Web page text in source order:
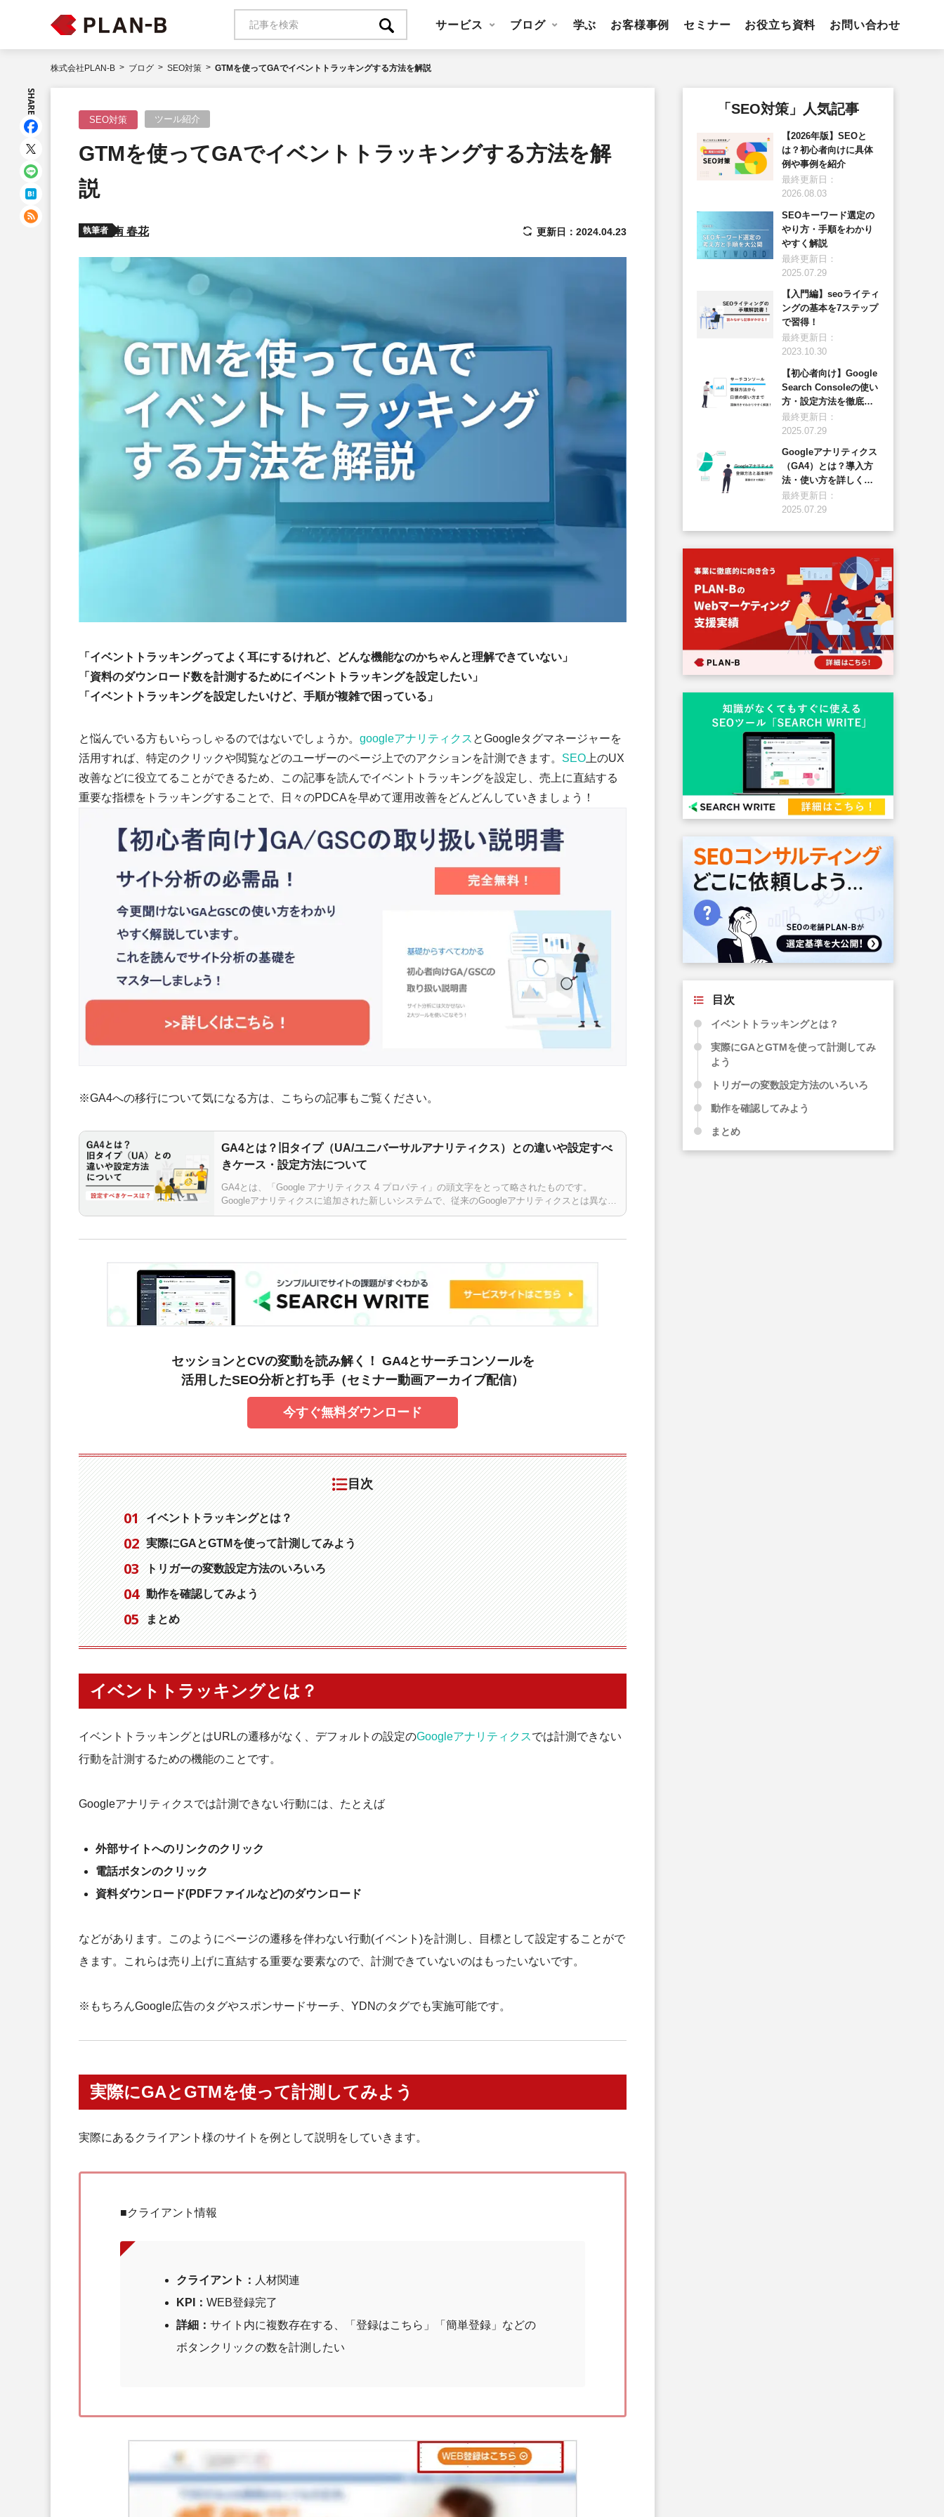
サービス ブログ 学ぶ お客様事例 セミナー お役立ち資料 お問い合わせ
株式会社PLAN-B ブログ SEO対策 GTMを使ってGAでイベントトラッキングする方法を解説
SEO対策 ツール紹介
GTMを使ってGAでイベントトラッキングする方法を解
説
執筆者 南 春花 更新日：2024.04.23
「イベントトラッキングってよく耳にするけれど、どんな機能なのかちゃんと理解できていない」
「資料のダウンロード数を計測するためにイベントトラッキングを設定したい」
「イベントトラッキングを設定したいけど、手順が複雑で困っている」
と悩んでいる方もいらっしゃるのではないでしょうか。 googleアナリティクス とGoogleタグマネージャーを
活用すれば、特定のクリックや閲覧などのユーザーのページ上でのアクションを計測できます。 SEO 上のUX
改善などに役立てることができるため、この記事を読んでイベントトラッキングを設定し、売上に直結する
重要な指標をトラッキングすることで、日々のPDCAを早めて運用改善をどんどんしていきましょう！
※GA4への移行について気になる方は、こちらの記事もご覧ください。
GA4とは？旧タイプ（UA/ユニバーサルアナリティクス）との違いや設定すべ
きケース・設定方法について
GA4とは、「Google アナリティクス 4 プロパティ」の頭文字をとって略されたものです。
Googleアナリティクスに追加された新しいシステムで、従来のGoogleアナリティクスとは異なる
計測方法となっており、用途も…
セッションとCVの変動を読み解く！ GA4とサーチコンソールを
活用したSEO分析と打ち手（セミナー動画アーカイブ配信）
今すぐ無料ダウンロード
目次
イベントトラッキングとは？
実際にGAとGTMを使って計測してみよう
トリガーの変数設定方法のいろいろ
動作を確認してみよう
まとめ
イベントトラッキングとは？
イベントトラッキングとはURLの遷移がなく、デフォルトの設定のGoogleアナリティクスでは計測できない
行動を計測するための機能のことです。
Googleアナリティクスでは計測できない行動には、たとえば
外部サイトへのリンクのクリック
電話ボタンのクリック
資料ダウンロード(PDFファイルなど)のダウンロード
などがあります。このようにページの遷移を伴わない行動(イベント)を計測し、目標として設定することがで
きます。これらは売り上げに直結する重要な要素なので、計測できていないのはもったいないです。
※もちろんGoogle広告のタグやスポンサードサーチ、YDNのタグでも実施可能です。
実際にGAとGTMを使って計測してみよう
実際にあるクライアント様のサイトを例として説明をしていきます。
■クライアント情報
クライアント： 人材関連
KPI： WEB登録完了
詳細： サイト内に複数存在する、「登録はこちら」「簡単登録」などの
ボタンクリックの数を計測したい
SHARE 「SEO対策」人気記事
【2026年版】SEOと
は？初心者向けに具体
例や事例を紹介
最終更新日：
2026.08.03
SEOキーワード選定の
やり方・手順をわかり
やすく解説
最終更新日：
2025.07.29
【入門編】seoライティ
ングの基本を7ステップ
で習得！
最終更新日：
2023.10.30
【初心者向け】Google
Search Consoleの使い
方・設定方法を徹底解
説
最終更新日：
2025.07.29
Googleアナリティクス
（GA4）とは？導入方
法・使い方を詳しく解
説
最終更新日：
2025.07.29
目次
イベントトラッキングとは？
実際にGAとGTMを使って計測してみ
よう
トリガーの変数設定方法のいろいろ
動作を確認してみよう
まとめ